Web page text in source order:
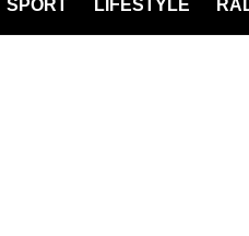
SPORT LIFESTYLE